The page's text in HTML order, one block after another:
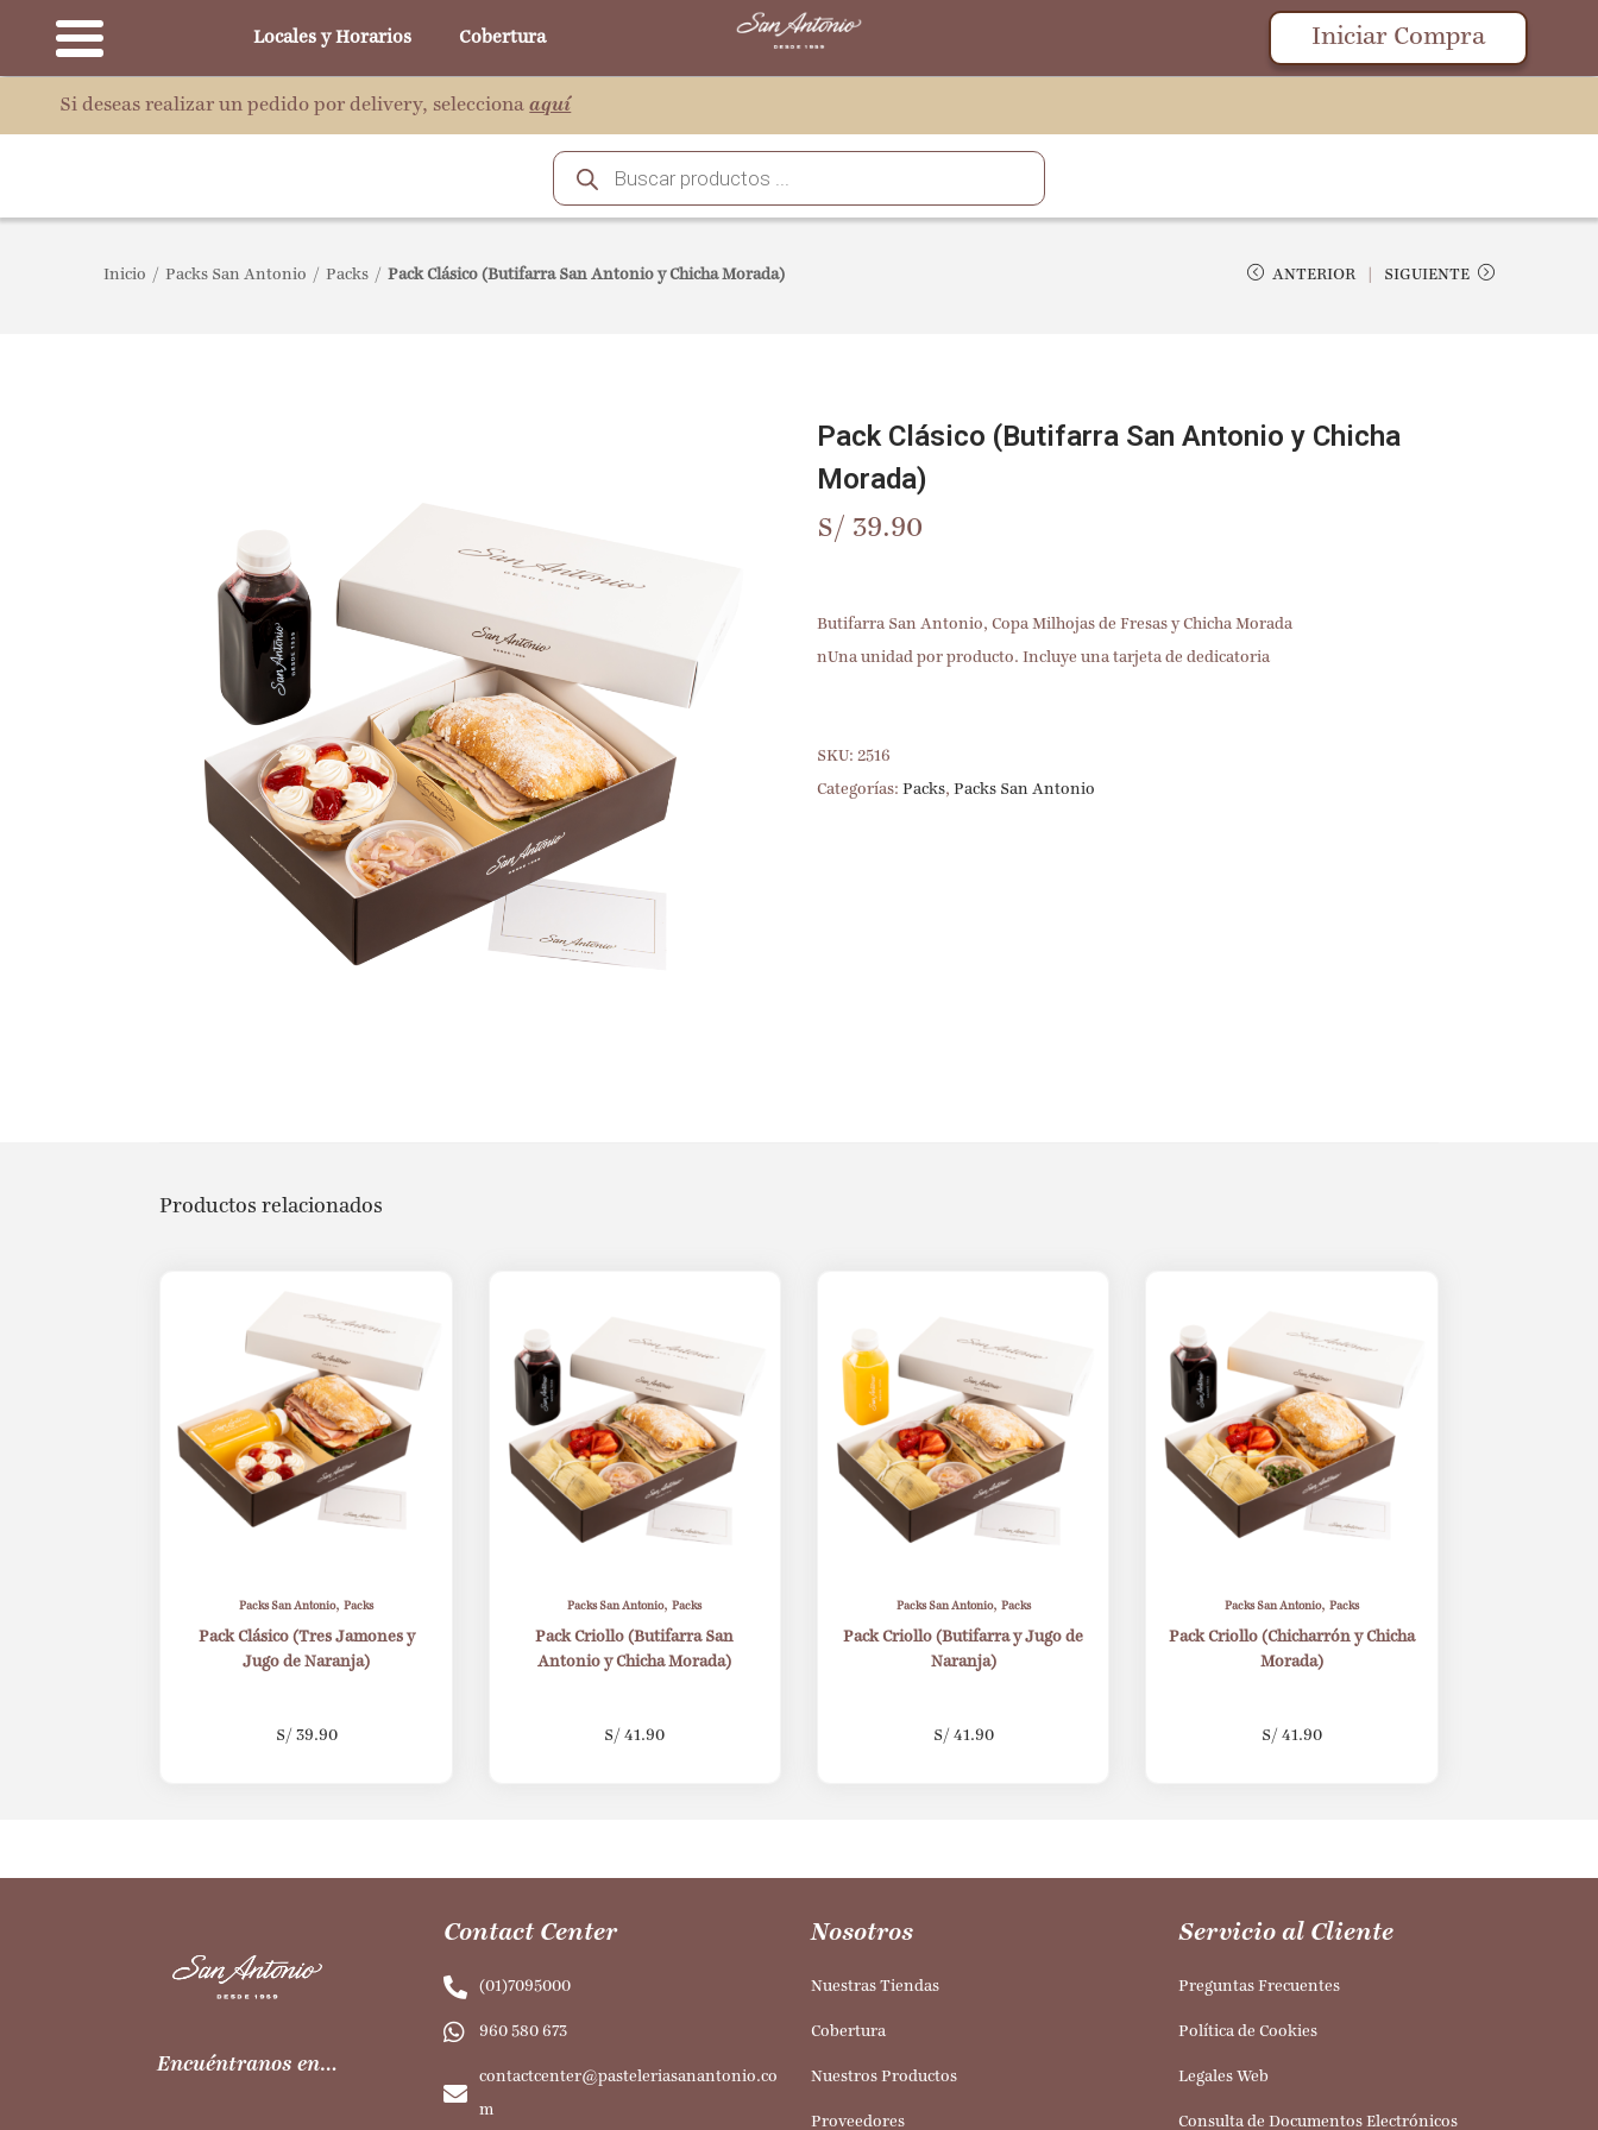
Locales y Horarios Cobertura Iniciar Compra
Si deseas realizar un pedido por delivery, seleccionaaquí
Inicio / Packs San Antonio / Packs / Pack Clásico (Butifarra San Antonio y Chicha Morada) ANTERIOR SIGUIENTE
Pack Clásico (Butifarra San Antonio y Chicha
Morada)
S/ 39.90
Butifarra San Antonio, Copa Milhojas de Fresas y Chicha Morada
nUna unidad por producto. Incluye una tarjeta de dedicatoria
SKU: 2516
Categorías: Packs, Packs San Antonio
Productos relacionados
Packs San Antonio,Packs
Pack Clásico (Tres Jamones y
Jugo de Naranja)
S/ 39.90
Packs San Antonio,Packs
Pack Criollo (Butifarra San
Antonio y Chicha Morada)
S/ 41.90
Packs San Antonio, Packs
Pack Criollo (Butifarra y Jugo de
Naranja)
S/ 41.90
Packs San Antonio, Packs
Pack Criollo (Chicharrón y Chicha
Morada)
S/ 41.90
Encuéntranos en…
Contact Center
(01)7095000
960 580 673
contactcenter@pasteleriasanantonio.co
m
Nosotros
Nuestras Tiendas
Cobertura
Nuestros Productos
Proveedores
Servicio al Cliente
Preguntas Frecuentes
Política de Cookies
Legales Web
Consulta de Documentos Electrónicos